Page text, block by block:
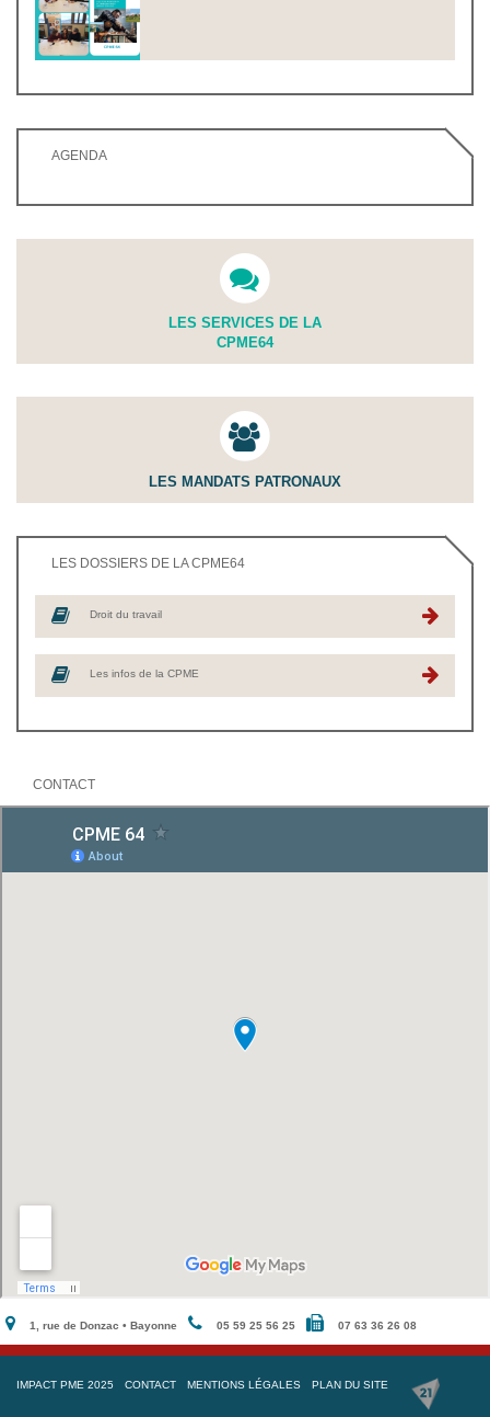
AGENDA
LES SERVICES DE LA
CPME64
LES MANDATS PATRONAUX
LES DOSSIERS DE LA CPME64
Droit du travail
Les infos de la CPME
CONTACT
1, rue de Donzac • Bayonne 05 59 25 56 25 07 63 36 26 08
IMPACT PME 2025 CONTACT MENTIONS LÉGALES PLAN DU SITE